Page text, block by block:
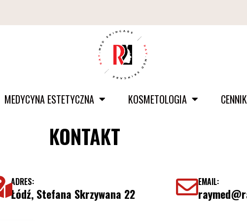
MEDYCYNA ESTETYCZNA KOSMETOLOGIA CENNIK
KONTAKT
ADRES:
Łódź, Stefana Skrzywana 22
EMAIL: